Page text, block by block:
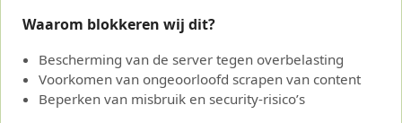
Waarom blokkeren wij dit?
Bescherming van de server tegen overbelasting
Voorkomen van ongeoorloofd scrapen van content
Beperken van misbruik en security-risico’s